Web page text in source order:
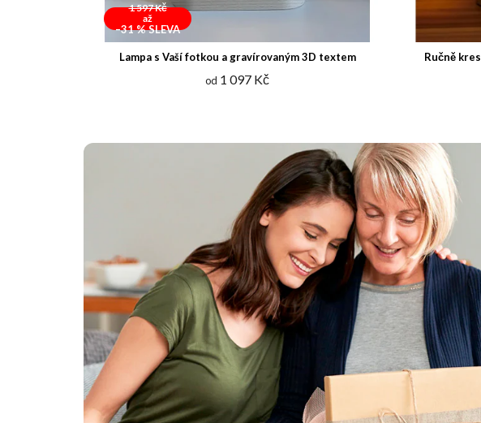
1 597 Kč
až
–31 %
Lampa s Vaší fotkou a gravírovaným 3D textem
od 1 097 Kč
Ručně